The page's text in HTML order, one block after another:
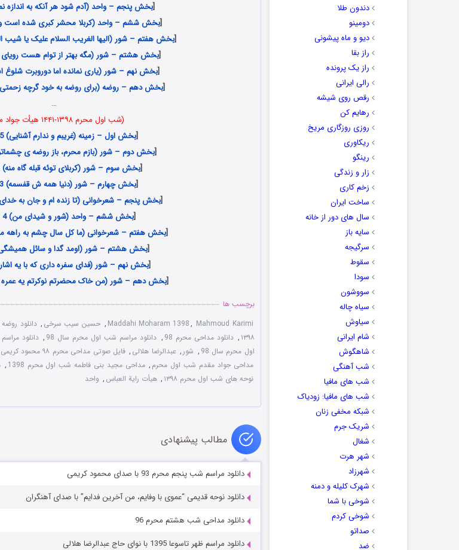
دندون طلا
دومینو
دیو و ماه پیشونی
راز بقا
راز یک پرونده
رالی ایرانی
رقص روی شیشه
رهایم کن
روزی روزگاری مریخ
ریکاوری
رینگو
زار و زندگی
زخم کاری
ساخت ایران
سال های دور از خانه
سایه باز
سرگیجه
سقوط
سودا
سووشون
سیاه چاله
سیاوش
شام ایرانی
شاهگوش
شب آهنگی
شب های مافیا
شب های مافیا: زودیاک
شبکه مخفی زنان
شریک جرم
شغال
شهر هرت
شهرزاد
شهرک کلیله و دمنه
شوخی با شما
شوخی کردم
صداتو
ضد
[بخش پنجم – واحد (آدم شود هر آنکه به اندازه نمی) 8
[بخش ششم – واحد (کربلا محشر کبری شده است واویلا) 5
[بخش هفتم – شور (الیها الغریب السلام علیک یا شیب الخضیب)
[بخش هشتم – شور (مگه بهتر از توام هست رویای منی) 9
[بخش نهم – شور (یاری نمانده اما دوروبرت شلوغ است) 4
[بخش دهم – روضه (برای روضه به خود گرچه زحمتی دادی) 7
…
(شب اول محرم ۱۳۹۸-۱۴۴۱ هیأت جواد مقدم)
[بخش اول – زمینه (غریبم و ندارم آشنایی) 5 مگابایت
[بخش دوم – شور (بازم محرم، باز روضه ی چشماتون) 5
[بخش سوم – شور (کربلای توئه قبله گاه منه) 3 مگابایت
[بخش چهارم – شور (دنیا همه ش قفسمه) 3 مگابایت
[بخش پنجم – شعرخوانی (تا زنده ام و جان به خدای علی) 3
[بخش ششم – واحد (شور و شیدای من) 4 مگابایت
[بخش هفتم – شعرخوانی (ما کل سال چشم به راهه محرمیم)
[بخش هشتم – شور (اومد گدا و سائل همیشگی) 4
[بخش نهم – شور (فدای سفره داری که با یه اشاره) 4
[بخش دهم – شور (من خاک محضرتم نوکرتم یه عمره دلدادم)
برچسب ها
Maddahi Moharam 1398, Mahmoud Karimi
, حسین سیب سرخی , دانلود
۱۳۹۸ , دانلود مداحی محرم 98 , دانلود مراسم شب اول محرم سال 98 , دانلود
اول محرم سال 98
, شور , عبدالرضا هلالی , فایل صوتی مداحی محرم ۹۸ محمود کریمی
مداحی جواد مقدم شب اول محرم , مداحی مجید بنی فاطمه شب اول محرم 1398 ,
نوحه های شب اول محرم ۱۳۹۸
, هیأت رایة العباس , واحد
مطالب پیشنهادی
دانلود مراسم شب پنجم محرم 93 با صدای محمود کریمی
دانلود نوحه قدیمی “عموی با وفایم، من آخرین فدایم” با صدای آهنگران
دانلود مداحی شب هشتم محرم 96
دانلود مراسم ظهر تاسوعا 1395 با نوای حاج عبدالرضا هلالی